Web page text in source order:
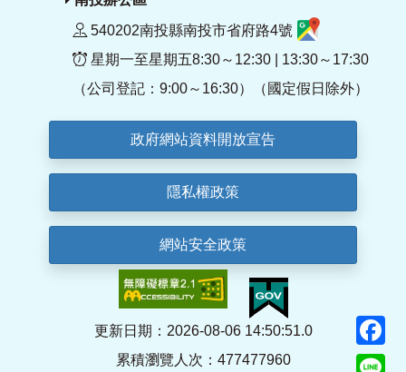
540202南投縣南投市省府路4號
星期一至星期五8:30～12:30 | 13:30～17:30
（公司登記：9:00～16:30）（國定假日除外）
政府網站資料開放宣告
隱私權政策
網站安全政策
更新日期：2026-08-06 14:50:51.0
累積瀏覽人次：477477960